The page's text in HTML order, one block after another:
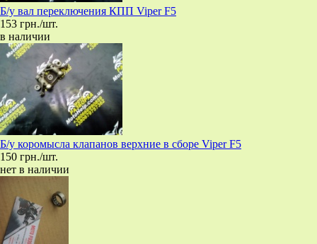
Б/у вал переключения КПП Viper F5
153 грн./шт.
в наличии
Б/у коромысла клапанов верхние в сборе Viper F5
150 грн./шт.
нет в наличии